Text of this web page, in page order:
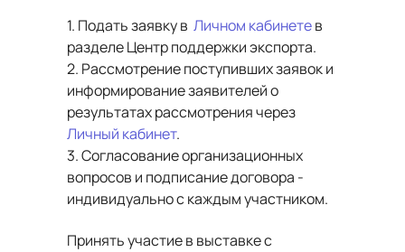
1. Подать заявку в Личном кабинетев
разделе Центр поддержки экспорта.
2. Рассмотрение поступивших заявок и
информирование заявителей о
результатах рассмотрения через
Личный кабинет.
3. Согласование организационных
вопросов и подписание договора -
индивидуально с каждым участником.
Принять участие в выставке с